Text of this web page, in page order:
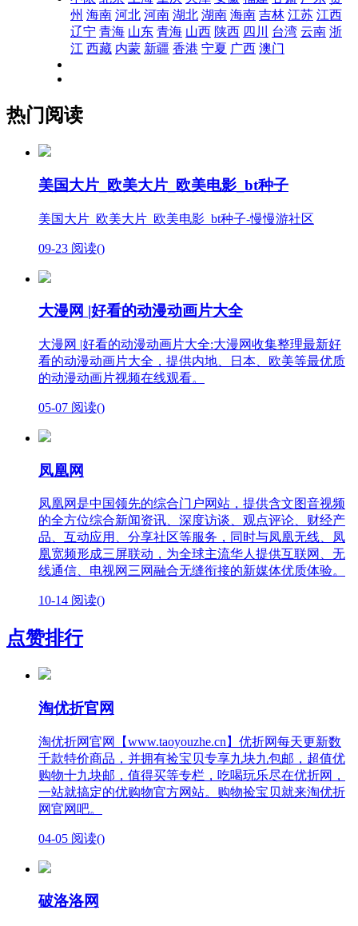
州 海南 河北 河南 湖北 湖南 海南 吉林 江苏 江西
辽宁 青海 山东 青海 山西 陕西 四川 台湾 云南 浙
江 西藏 内蒙 新疆 香港 宁夏 广西 澳门
热门阅读
美国大片_欧美大片_欧美电影_bt种子
美国大片_欧美大片_欧美电影_bt种子-慢慢游社区
09-23 阅读()
大漫网 |好看的动漫动画片大全
大漫网 |好看的动漫动画片大全:大漫网收集整理最新好
看的动漫动画片大全，提供内地、日本、欧美等最优质
的动漫动画片视频在线观看。
05-07 阅读()
凤凰网
凤凰网是中国领先的综合门户网站，提供含文图音视频
的全方位综合新闻资讯、深度访谈、观点评论、财经产
品、互动应用、分享社区等服务，同时与凤凰无线、凤
凰宽频形成三屏联动，为全球主流华人提供互联网、无
线通信、电视网三网融合无缝衔接的新媒体优质体验。
10-14 阅读()
点赞排行
淘优折官网
淘优折网官网【www.taoyouzhe.cn】优折网每天更新数
千款特价商品，并拥有捡宝贝专享九块九包邮，超值优
购物十九块邮，值得买等专栏，吃喝玩乐尽在优折网，
一站就搞定的优购物官方网站。购物捡宝贝就来淘优折
网官网吧。
04-05 阅读()
破洛洛网